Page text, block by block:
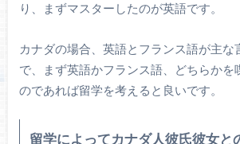
り、まずマスターしたのが英語です。
カナダの場合、英語とフランス語が主な
で、まず英語かフランス語、どちらかを
のであれば留学を考えると良いです。
留学によってカナダ人彼氏彼女と